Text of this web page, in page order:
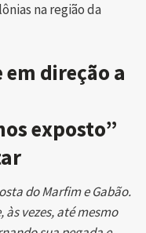
na região da
direção a
exposto”
do Marfim e Gabão.
vezes, até mesmo